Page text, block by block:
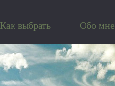
Как выбрать Обо мне